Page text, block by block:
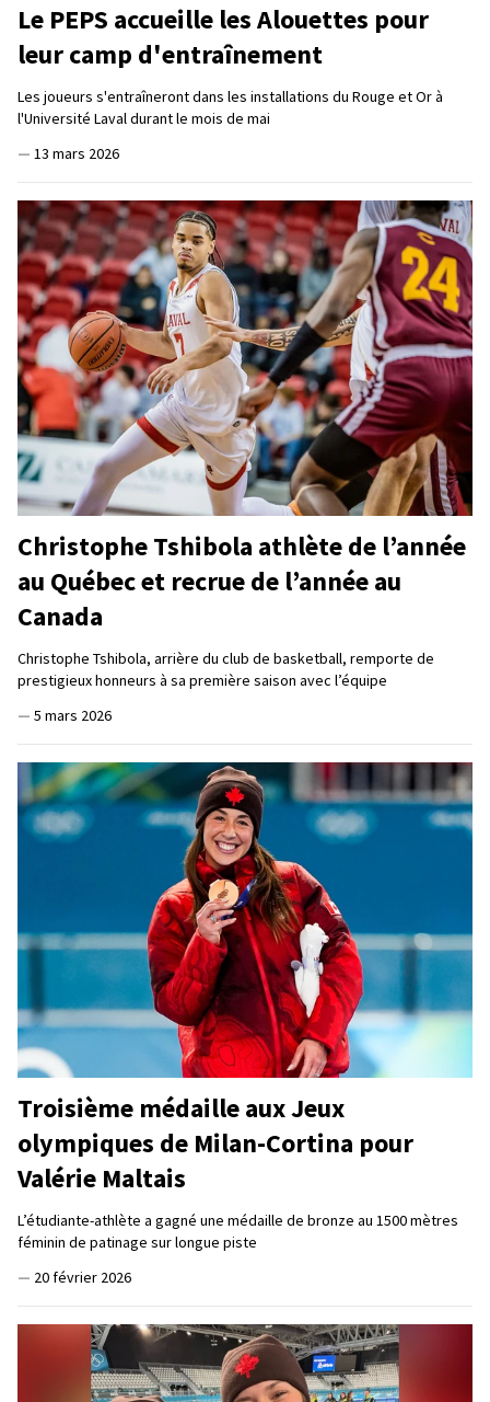
Le PEPS accueille les Alouettes pour
leur camp d'entraînement
Les joueurs s'entraîneront dans les installations du Rouge et Or à
l'Université Laval durant le mois de mai
— 13 mars 2026
Christophe Tshibola athlète de l’année
au Québec et recrue de l’année au
Canada
Christophe Tshibola, arrière du club de basketball, remporte de
prestigieux honneurs à sa première saison avec l’équipe
— 5 mars 2026
Troisième médaille aux Jeux
olympiques de Milan-Cortina pour
Valérie Maltais
L’étudiante-athlète a gagné une médaille de bronze au 1500 mètres
féminin de patinage sur longue piste
— 20 février 2026